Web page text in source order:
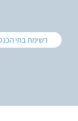
רשימת בתי